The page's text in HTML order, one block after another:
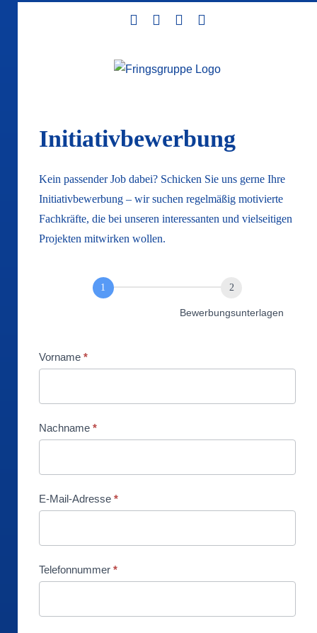
FacebookInstagramLinkedIn
Initiativbewerbung
Kein passender Job dabei? Schicken Sie uns gerne Ihre
Initiativbewerbung – wir suchen regelmäßig motivierte
Fachkräfte, die bei unseren interessanten und vielseitigen
Projekten mitwirken wollen.
Bewerbung
Bewerbungsunterlagen
Vorname *
Nachname *
E-Mail-Adresse *
Telefonnummer *